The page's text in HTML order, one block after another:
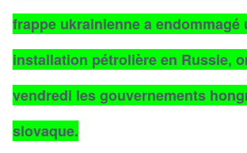
frappe ukrainienne a endommagé
installation pétrolière en Russie,
vendredi les gouvernements
slovaque.